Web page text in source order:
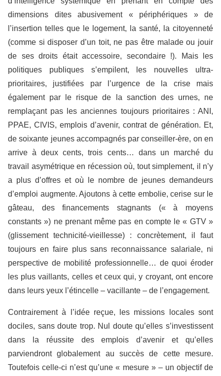
dimensions dites abusivement « périphériques » de
l’insertion telles que le logement, la santé, la citoyenneté
(comme si disposer d’un toit, ne pas être malade ou jouir
de ses droits était accessoire, secondaire !). Mais les
politiques publiques s’empilent, les nouvelles ultra-
prioritaires, justifiées par l’urgence de la crise mais
également par le risque de la sanction des urnes, ne
remplaçant pas les anciennes toujours prioritaires : ANI,
PPAE, CIVIS, emplois d’avenir, contrat de génération. Et,
de soixante jeunes accompagnés par conseiller-ère, on en
arrive à deux cents, trois cents… dans un marché du
travail asymétrique en récession où, tout simplement, il n’y
a plus d’offres et où le nombre de jeunes demandeurs
d’emploi augmente. Ajoutons à cette embolie, cerise sur le
gâteau, des financements stagnants (« à moyens
constants ») ne prenant même pas en compte le « GTV »
(glissement technicité-vieillesse) : concrètement, il faut
toujours en faire plus sans reconnaissance salariale, ni
perspective de mobilité professionnelle… de quoi éroder
les plus vaillants, celles et ceux qui, y croyant, ont encore
dans leurs yeux l’étincelle – vacillante – de l’engagement.
Contrairement à l’idée reçue, les missions locales sont
dociles, sans doute trop. Nul doute qu’elles s’investissent
dans la réussite des emplois d’avenir et qu’elles
parviendront globalement au succès de cette mesure.
Toutefois celle-ci n’est qu’une « mesure » – un objectif de